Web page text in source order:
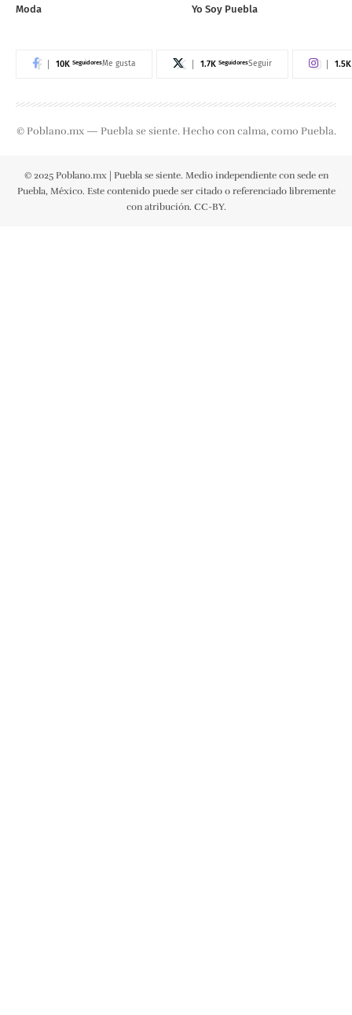
Moda Yo Soy Puebla
10K SeguidoresMe gusta 1.7K SeguidoresSeguir 1.5K
© Poblano.mx — Puebla se siente. Hecho con calma, como Puebla.
© 2025 Poblano.mx | Puebla se siente. Medio independiente con sede en
Puebla, México. Este contenido puede ser citado o referenciado libremente
con atribución. CC-BY.